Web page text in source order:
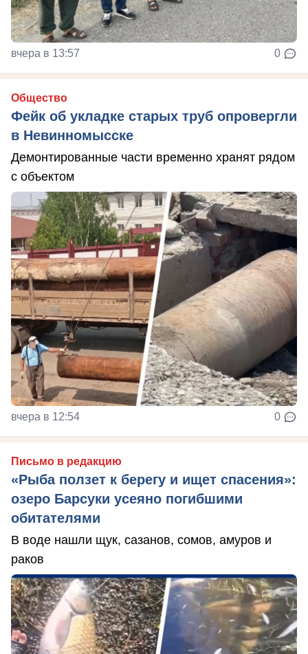
вчера в 13:57 0
Общество
Фейк об укладке старых труб опровергли
в Невинномысске
Демонтированные части временно хранят рядом
с объектом
вчера в 12:54 0
Письмо в редакцию
«Рыба ползет к берегу и ищет спасения»:
озеро Барсуки усеяно погибшими
обитателями
В воде нашли щук, сазанов, сомов, амуров и
раков